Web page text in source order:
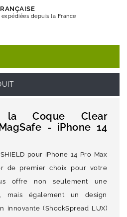
depuis la France
la Coque Clear
- iPhone 14
pour iPhone 14 Pro Max
de premier choix pour votre
offre non seulement une
mais également un design
innovante (ShockSpread LUX)